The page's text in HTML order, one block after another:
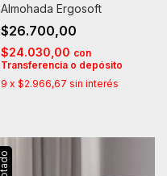
Almohada Ergosoft
$26.700,00
$24.030,00 con
Transferencia o depósito
9 x $2.966,67 sin interés